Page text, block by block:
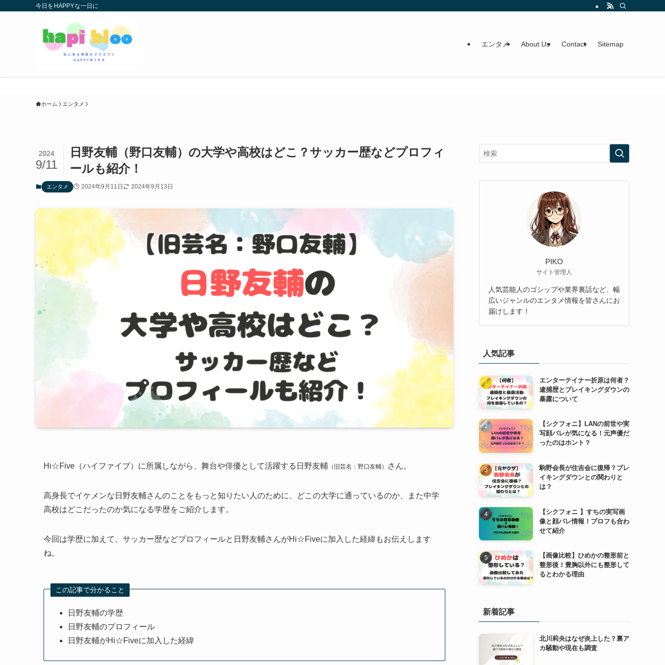
今日をHAPPYな一日に
エンタメ About Us Contact Sitemap
ホーム エンタメ
日野友輔（野口友輔）の大学や高校はどこ？サッカー歴などプロフィ
ールも紹介！
2024
9/11
エンタメ 2024年9月11日 2024年9月13日
Hi☆Five（ハイファイブ）に所属しながら、舞台や俳優として活躍する日野友輔 （旧芸名：野口友輔） さん。
高身長でイケメンな日野友輔さんのことをもっと知りたい人のために、どこの大学に通っているのか、また中学
高校はどこだったのか気になる学歴をご紹介します。
今回は学歴に加えて、サッカー歴などプロフィールと日野友輔さんがHi☆Fiveに加入した経緯もお伝えします
ね。
この記事で分かること
日野友輔の学歴
日野友輔のプロフィール
日野友輔がHi☆Fiveに加入した経緯
PIKO
サイト管理人
人気芸能人のゴシップや業界裏話など、幅
広いジャンルのエンタメ情報を皆さんにお
届けします！
人気記事
エンターテイナー折原は何者？
逮捕歴とブレイキングダウンの
暴露について
【シクフォニ】LANの前世や実
写顔バレが気になる！元声優だ
ったのはホント？
駒野会長が住吉会に復帰？ブレ
イキングダウンとの関わりと
は？
【シクフォニ 】すちの実写画
像と顔バレ情報！プロフも合わ
せて紹介
【画像比較】ひめかの整形前と
整形後！豊胸以外にも整形して
るとわかる理由
新着記事
北川莉央はなぜ炎上した？裏ア
カ騒動や現在も調査